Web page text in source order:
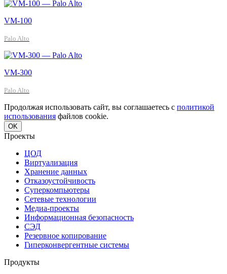
VM-100
Palo Alto
VM-300
Palo Alto
Продолжая использовать сайт, вы соглашаетесь с политикой
использования файлов cookie.
OK
Проекты
ЦОД
Виртуализация
Хранение данных
Отказоустойчивость
Суперкомпьютеры
Сетевые технологии
Медиа-проекты
Информационная безопасность
СЭД
Резервное копирование
Гиперконвергентные системы
Продукты